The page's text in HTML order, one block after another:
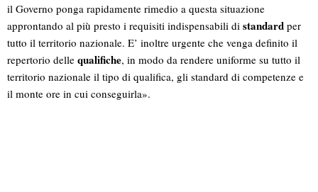
il Governo ponga rapidamente rimedio a questa situazione
approntando al più presto i requisiti indispensabili di standard per
tutto il territorio nazionale. E’ inoltre urgente che venga definito il
repertorio delle qualifiche, in modo da rendere uniforme su tutto il
territorio nazionale il tipo di qualifica, gli standard di competenze e
il monte ore in cui conseguirla».